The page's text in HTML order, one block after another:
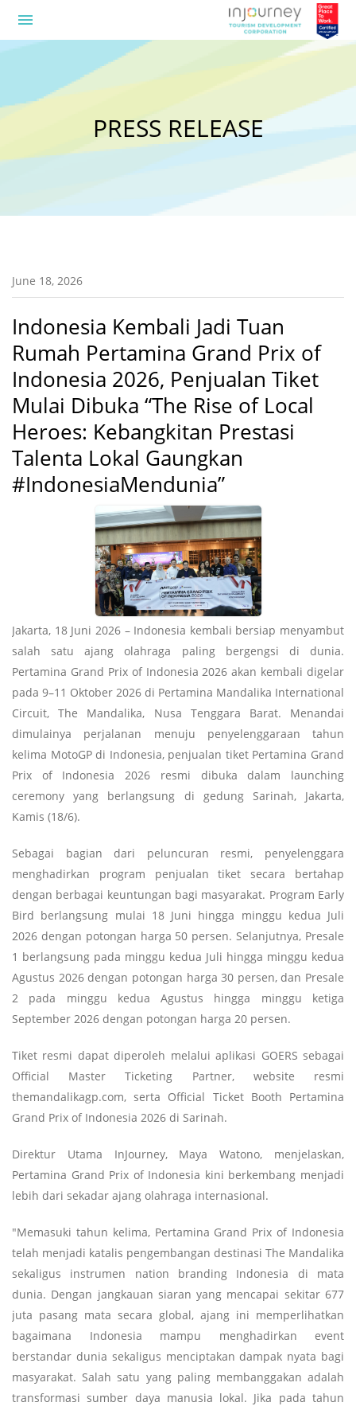
menu
PRESS RELEASE
June 18, 2026
Indonesia Kembali Jadi Tuan
Rumah Pertamina Grand Prix of
Indonesia 2026, Penjualan Tiket
Mulai Dibuka “The Rise of Local
Heroes: Kebangkitan Prestasi
Talenta Lokal Gaungkan
#IndonesiaMendunia”
Jakarta, 18 Juni 2026 – Indonesia kembali bersiap menyambut
salah satu ajang olahraga paling bergengsi di dunia.
Pertamina Grand Prix of Indonesia 2026 akan kembali digelar
pada 9–11 Oktober 2026 di Pertamina Mandalika International
Circuit, The Mandalika, Nusa Tenggara Barat. Menandai
dimulainya perjalanan menuju penyelenggaraan tahun
kelima MotoGP di Indonesia, penjualan tiket Pertamina Grand
Prix of Indonesia 2026 resmi dibuka dalam launching
ceremony yang berlangsung di gedung Sarinah, Jakarta,
Kamis (18/6).
Sebagai bagian dari peluncuran resmi, penyelenggara
menghadirkan program penjualan tiket secara bertahap
dengan berbagai keuntungan bagi masyarakat. Program Early
Bird berlangsung mulai 18 Juni hingga minggu kedua Juli
2026 dengan potongan harga 50 persen. Selanjutnya, Presale
1 berlangsung pada minggu kedua Juli hingga minggu kedua
Agustus 2026 dengan potongan harga 30 persen, dan Presale
2 pada minggu kedua Agustus hingga minggu ketiga
September 2026 dengan potongan harga 20 persen.
Tiket resmi dapat diperoleh melalui aplikasi GOERS sebagai
Official Master Ticketing Partner, website resmi
themandalikagp.com, serta Official Ticket Booth Pertamina
Grand Prix of Indonesia 2026 di Sarinah.
Direktur Utama InJourney, Maya Watono, menjelaskan,
Pertamina Grand Prix of Indonesia kini berkembang menjadi
lebih dari sekadar ajang olahraga internasional.
"Memasuki tahun kelima, Pertamina Grand Prix of Indonesia
telah menjadi katalis pengembangan destinasi The Mandalika
sekaligus instrumen nation branding Indonesia di mata
dunia. Dengan jangkauan siaran yang mencapai sekitar 677
juta pasang mata secara global, ajang ini memperlihatkan
bagaimana Indonesia mampu menghadirkan event
berstandar dunia sekaligus menciptakan dampak nyata bagi
masyarakat. Salah satu yang paling membanggakan adalah
transformasi sumber daya manusia lokal. Jika pada tahun